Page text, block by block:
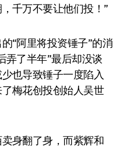
千万不要让他们投！”
“阿里将投资锤子”的消
弄了半年”最后却没谈
也导致锤子一度陷入
梅花创投创始人吴世
身翻了身，而紫辉和